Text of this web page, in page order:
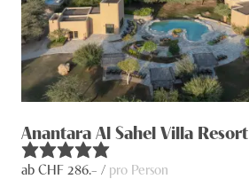
Anantara Al Sahel Villa Resort
ab CHF 286.– / pro Person